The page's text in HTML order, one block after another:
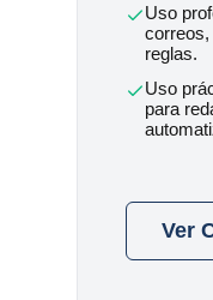
Uso
reglas.
Uso
para
Ver